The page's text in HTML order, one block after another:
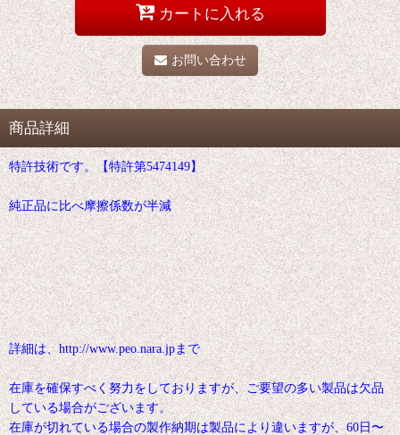
カートに入れる
お問い合わせ
商品詳細
特許技術です。【特許第5474149】
純正品に比べ摩擦係数が半減
詳細は、http://www.peo.nara.jpまで
在庫を確保すべく努力をしておりますが、ご要望の多い製品は欠品
している場合がございます。
在庫が切れている場合の製作納期は製品により違いますが、60日〜